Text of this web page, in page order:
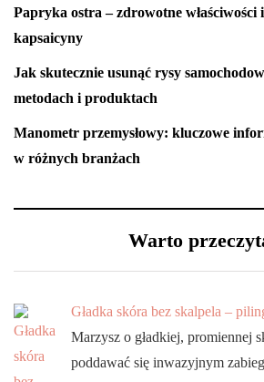
Papryka ostra – zdrowotne właściwości
kapsaicyny
Jak skutecznie usunąć rysy
metodach i produktach
Manometr przemysłowy: kluczowe
w różnych branżach
Warto
Gładka skóra bez skalpela –
Marzysz o gładkiej, promiennej
poddawać się inwazyjnym